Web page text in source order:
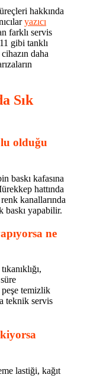
hakkında
yazıcı
farklı servis
gibi tanklı
daha
Sık
olduğu
baskı kafasına
hattında
kanallarında
baskı yapabilir.
ne
temizlik
teknik servis
lastiği, kağıt